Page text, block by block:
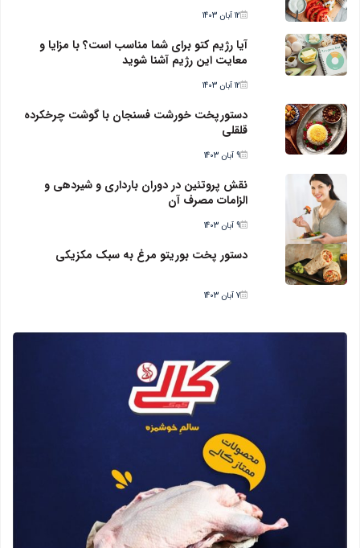
12 آبان 1403
آیا رژیم کتو برای شما مناسب است؟ با مزایا و
معایت این رژیم آشنا شوید
12 آبان 1403
دستورپخت خورشت فسنجان با گوشت چرخکرده
قلقلی
9 آبان 1403
نقش پروتئین در دوران بارداری و شیردهی و
الزامات مصرف آن
9 آبان 1403
دستور پخت بوریتو مرغ به سبک مکزیکی
7 آبان 1403